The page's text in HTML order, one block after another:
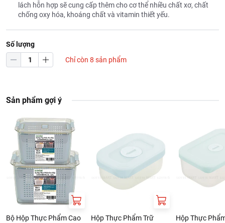
lách hỗn hợp sẽ cung cấp thêm cho cơ thể nhiều chất xơ, chất
chống oxy hóa, khoáng chất và vitamin thiết yếu.
Số lượng
Chỉ còn 8 sản phẩm
Sản phẩm gợi ý
Bộ Hộp Thực Phẩm Cao
Hộp Thực Phẩm Trữ
Hộp Thực